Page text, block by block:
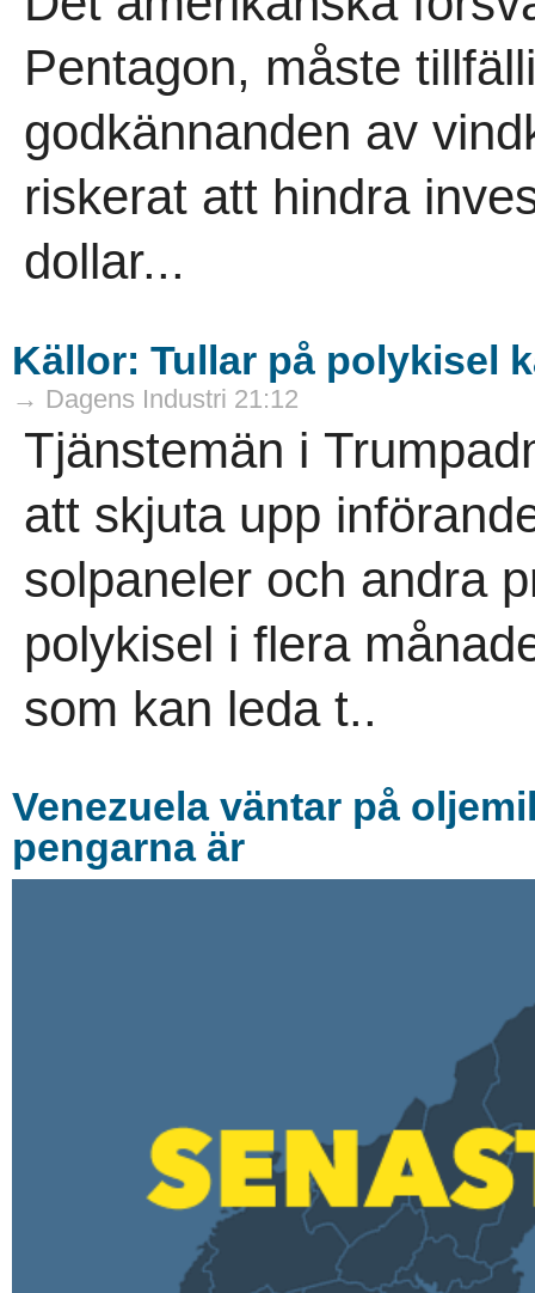
Pentagon, måste
godkännanden av
riskerat att hindra
dollar...
Källor: Tullar på polykisel
→ Dagens Industri 21:12
Tjänstemän i
att skjuta upp
solpaneler och andra
polykisel i flera
som kan leda t..
Venezuela väntar på
pengarna är